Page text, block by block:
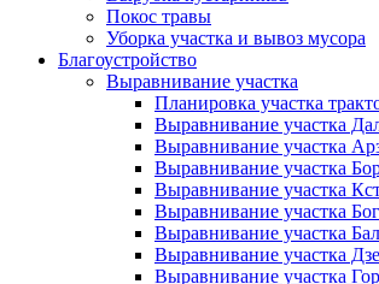
Покос травы
Уборка участка и вывоз мусора
Благоустройство
Выравнивание участка
Планировка участка
Выравнивание участка
Выравнивание участка
Выравнивание участка
Выравнивание участка
Выравнивание участка
Выравнивание участка
Выравнивание участка
Выравнивание участка